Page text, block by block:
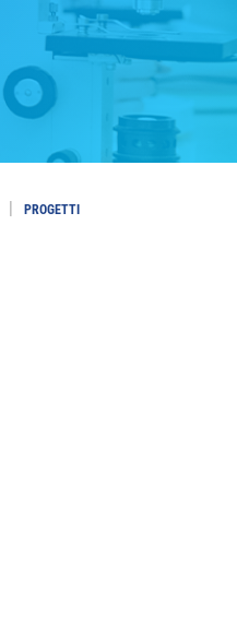
| PROGETTI